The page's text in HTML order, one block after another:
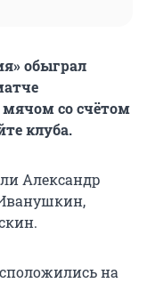
обыграл
со счётом
клуба.
Александр
на